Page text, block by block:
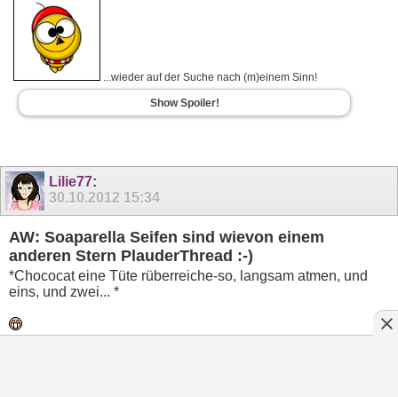
...wieder auf der Suche nach (m)einem Sinn!
Show Spoiler!
Lilie77:
30.10.2012 15:34
AW: Soaparella Seifen sind wievon einem
anderen Stern PlauderThread :-)
*Chococat eine Tüte rüberreiche-so, langsam atmen, und
eins, und zwei... *